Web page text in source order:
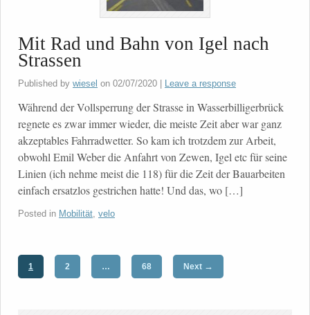
Mit Rad und Bahn von Igel nach
Strassen
Published by wiesel on 02/07/2020 Leave a response
Während der Vollsperrung der Strasse in Wasserbilligerbrück
regnete es zwar immer wieder, die meiste Zeit aber war ganz
akzeptables Fahrradwetter. So kam ich trotzdem zur Arbeit,
obwohl Emil Weber die Anfahrt von Zewen, Igel etc für seine
Linien (ich nehme meist die 118) für die Zeit der Bauarbeiten
einfach ersatzlos gestrichen hatte! Und das, wo […]
Posted in Mobilität, velo
1 2 … 68 Next →